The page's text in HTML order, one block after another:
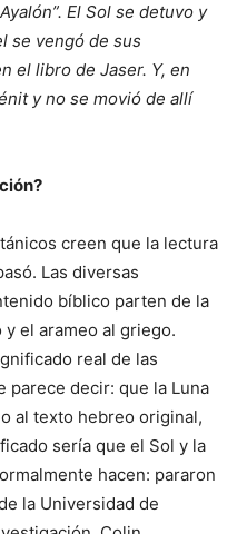
El Sol se detuvo y
se vengó de sus
el libro de Jaser. Y, en
y no se movió de allí
creen que la lectura
Las diversas
bíblico parten de la
el arameo al griego.
real de las
parece decir: que la Luna
al texto hebreo original,
sería que el Sol y la
hacen: pararon
la Universidad de